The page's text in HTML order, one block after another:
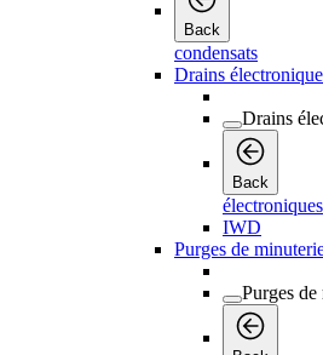
Back
condensats
Drains
Drains
Back
électroniques
IWD
Purges de
Purges